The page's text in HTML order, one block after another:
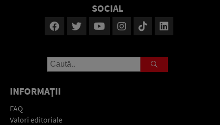
SOCIAL
INFORMAŢII
FAQ
Valori editoriale